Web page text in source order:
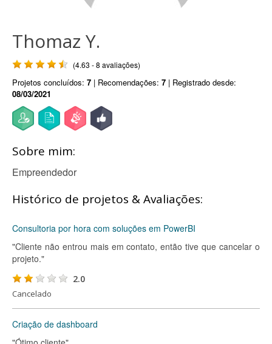
Thomaz Y.
(4.63 - 8 avaliações)
Projetos concluídos: 7 | Recomendações: 7 | Registrado desde:
08/03/2021
Sobre mim:
Empreendedor
Histórico de projetos & Avaliações:
Consultoria por hora com soluções em PowerBI
"Cliente não entrou mais em contato, então tive que cancelar o
projeto."
2.0
Cancelado
Criação de dashboard